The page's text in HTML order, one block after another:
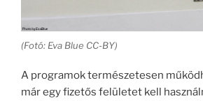
(Fotó: Eva Blue CC-BY)
A programok természetesen
már egy fizetős felületet kell